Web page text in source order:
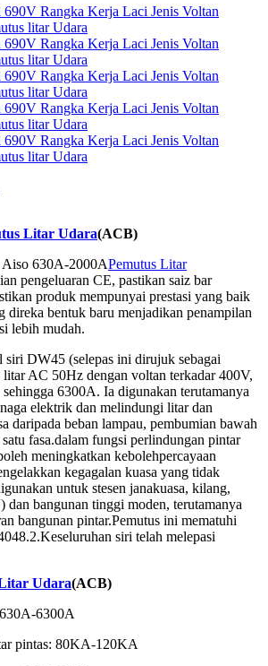
Litar Udara(ACB)
Aiso 630A-2000APemutus Litar
pengeluaran CE, pastikan saiz bar
produk mempunyai prestasi yang baik
direka bentuk baru menjadikan penampilan
lebih mudah.
siri DW45 (selepas ini dirujuk sebagai
litar AC 50Hz dengan voltan terkadar 400V,
6300A. Ia digunakan terutamanya
elektrik dan melindungi litar dan
daripada beban lampau, pembumian bawah
fasa.dalam fungsi perlindungan pintar
meningkatkan kebolehpercayaan
kegagalan kuasa yang tidak
untuk stesen janakuasa, kilang,
bangunan tinggi moden, terutamanya
bangunan pintar.Pemutus ini mematuhi
siri telah melepasi
Udara(ACB)
6300A
pintas: 80KA-120KA